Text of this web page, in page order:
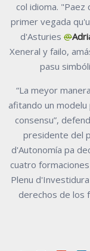
col idioma. "Paez
primer vegada
d'Asturies @
Xeneral y failo,
pasu
“La meyor
afitando un modelu
consensu”,
presidente del
d'Autonomía pa
cuatro
Plenu
derechos de los